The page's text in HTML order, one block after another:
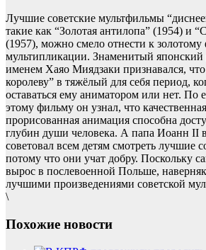
Лучшие советские мультфильмы
такие как “Золотая антилопа” (1954) и
(1957), можно смело отнести к
мультипликации. Знаменитый
именем Хаяо Миядзаки признавался,
королеву” в тяжёлый для себя период,
оставаться ему аниматором или нет. По
этому фильму он узнал, что
прорисованная анимация способна
глубин души человека. А папа Иоанн II
советовал всем детям смотреть лучшие
потому что они учат добру. Поскольку
вырос в послевоенной Польше,
лучшими произведениями советской
\
Похожие новости